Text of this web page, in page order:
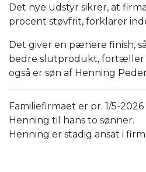
Det nye udstyr sikrer, at
procent støvfrit, forklarer
Det giver en pænere finish,
bedre slutprodukt, fortæller
også er søn af Henning
Familiefirmaet er pr. 1/5-
Henning til hans to sønner.
Henning er stadig ansat i